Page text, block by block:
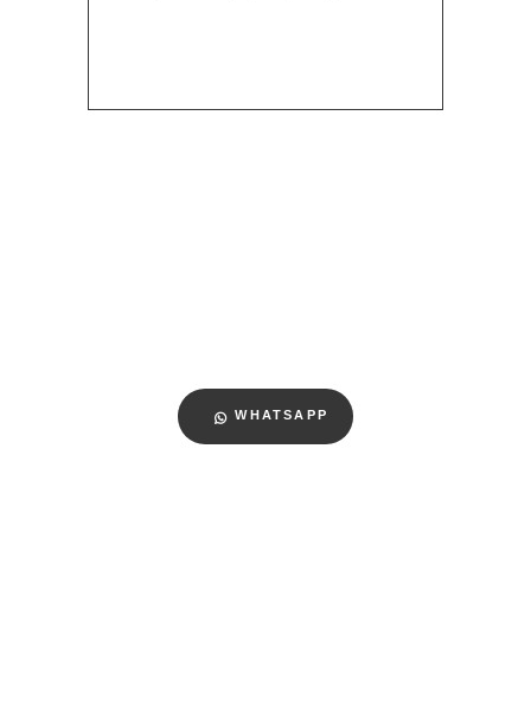
WHATSAPP